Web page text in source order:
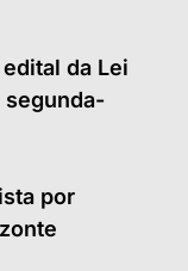
da Lei
segunda-
por